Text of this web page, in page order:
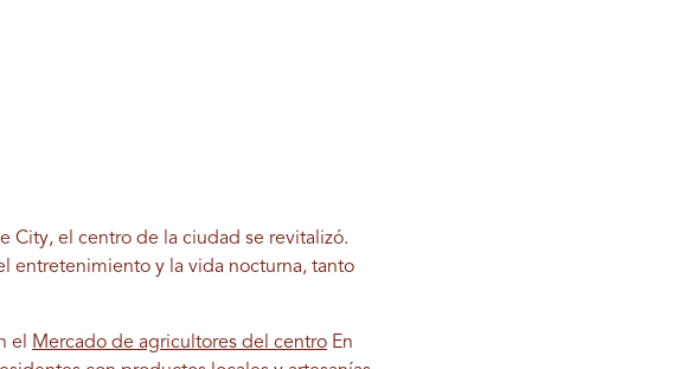
City, el centro de la ciudad se revitalizó.
entretenimiento y la vida nocturna, tanto
el Mercado de agricultores del centroEn